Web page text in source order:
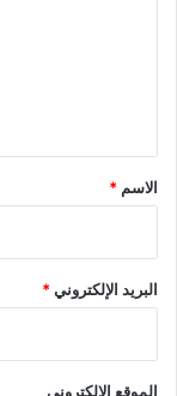
*
الاسم *
البريد الإلكتروني*
الموقع الإلكتروني